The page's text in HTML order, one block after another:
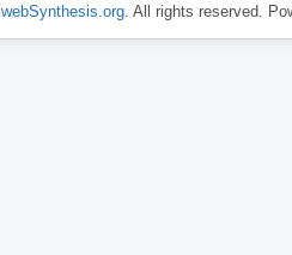
webSynthesis.org. All rights reserved.